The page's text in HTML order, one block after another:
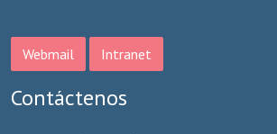
Webmail Intranet
Contáctenos